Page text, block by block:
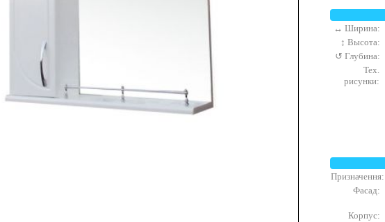
↔ Ширина:
↕ Высота:
↺ Глубина:
Тех.
рисунки:
Призначення:
Фасад:
Корпус: